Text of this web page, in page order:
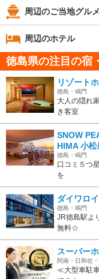
周辺のご当地グルメ
周辺のホテル
徳島県の注目の宿
リゾート
徳島・鳴門
大人の隠れ
き客室
SNOW
HIMA 小
徳島・鳴門
口コミ５つ
を
ダイワロ
徳島・鳴門
JR徳島駅よ
無料☆
スーパー
阿南・日和佐
≪大型車駐